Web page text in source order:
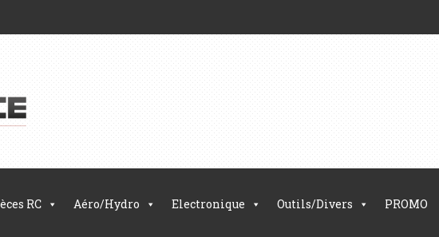
RC Aéro/Hydro Electronique Outils/Divers PROMO